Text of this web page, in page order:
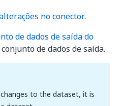
no conector.
de dados de saída do
de dados de saída.
to the dataset, it is